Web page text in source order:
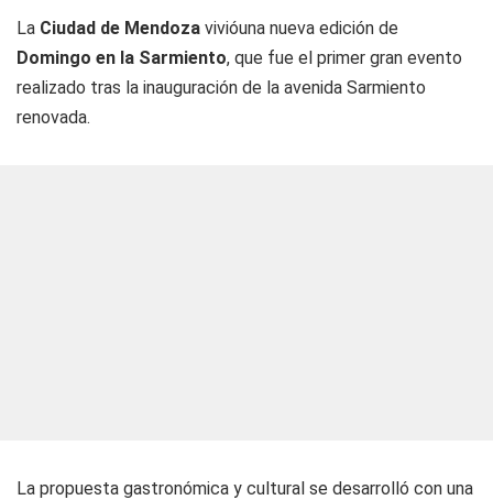
La Ciudad de Mendoza vivióuna nueva edición de
Domingo en la Sarmiento, que fue el primer gran evento
realizado tras la inauguración de la avenida Sarmiento
renovada.
La propuesta gastronómica y cultural se desarrolló con una